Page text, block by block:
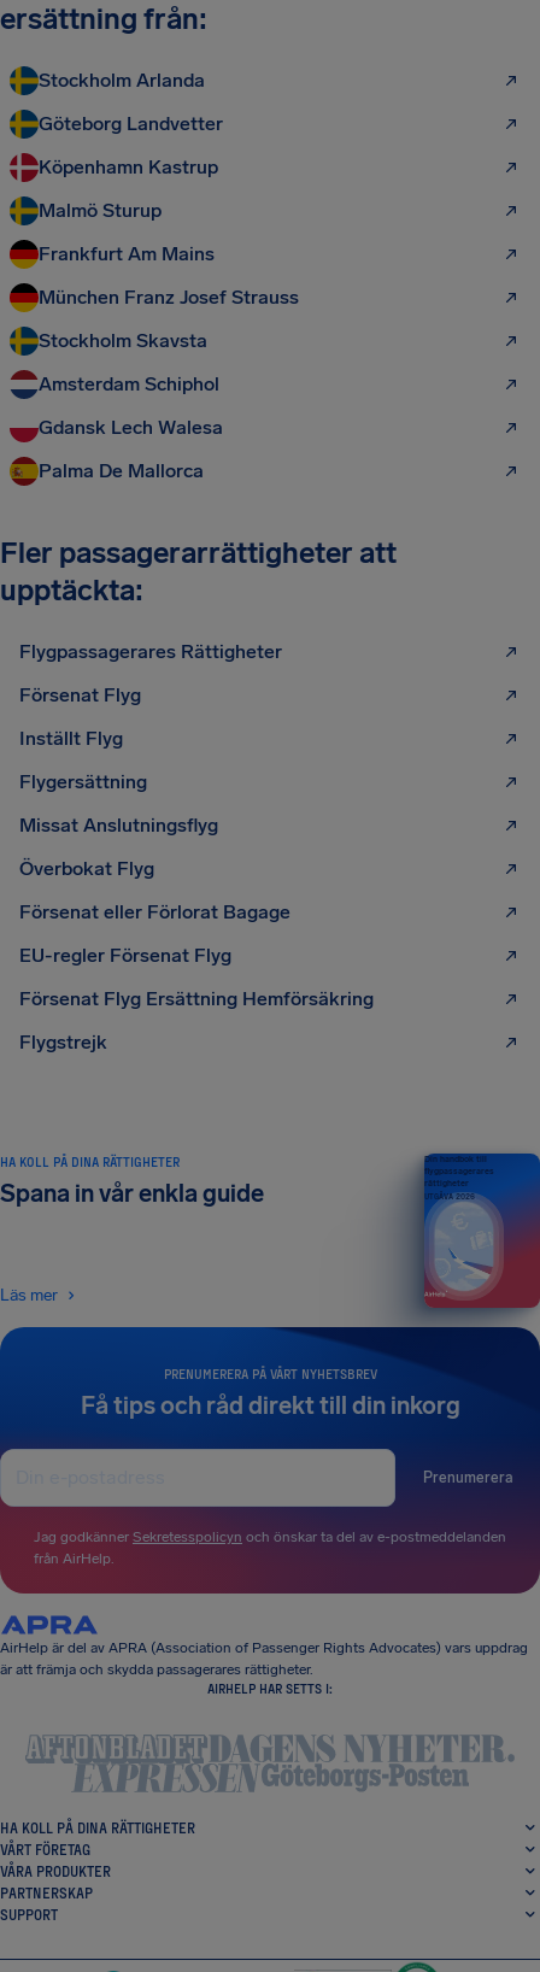
ersättning från:
Stockholm Arlanda
Göteborg Landvetter
Köpenhamn Kastrup
Malmö Sturup
Frankfurt Am Mains
München Franz Josef Strauss
Stockholm Skavsta
Amsterdam Schiphol
Gdansk Lech Walesa
Palma De Mallorca
Fler passagerarrättigheter att
upptäckta:
Flygpassagerares Rättigheter
Försenat Flyg
Inställt Flyg
Flygersättning
Missat Anslutningsflyg
Överbokat Flyg
Försenat eller Förlorat Bagage
EU-regler Försenat Flyg
Försenat Flyg Ersättning Hemförsäkring
Flygstrejk
PRENUMERERA PÅ VÅRT NYHETSBREV
Få tips och råd direkt till din inkorg
Prenumerera
Jag godkänner Sekretesspolicyn och önskar ta del av e-postmeddelanden
från AirHelp.
HA KOLL PÅ DINA RÄTTIGHETER
Spana in vår enkla guide
Läs mer
Din handbok till
flygpassagerares
rättigheter
UTGÅVA 2026
AirHelp är del av APRA (Association of Passenger Rights Advocates) vars uppdrag
är att främja och skydda passagerares rättigheter.
AIRHELP HAR SETTS I:
HA KOLL PÅ DINA RÄTTIGHETER
VÅRT FÖRETAG
VÅRA PRODUKTER
PARTNERSKAP
SUPPORT